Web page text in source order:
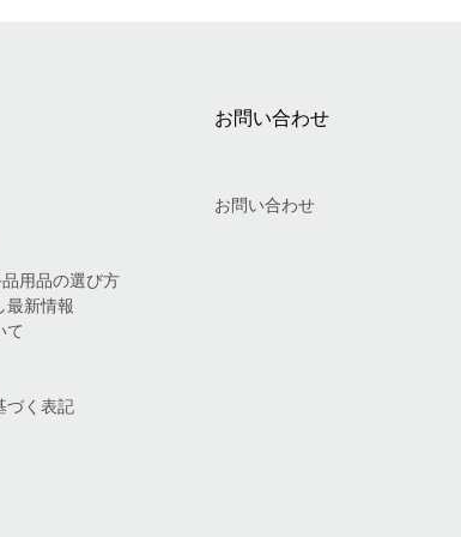
品用品の選び方
最新情報
て
づく表記
お問い合わせ
お問い合わせ